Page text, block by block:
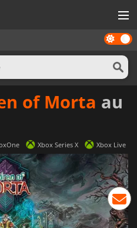
Dark
mode
of Morta au
Xbox Series X Xbox Live